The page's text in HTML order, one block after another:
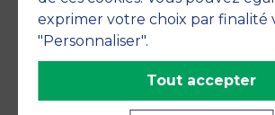
exprimer votre choix par finalité
"Personnaliser".
Tout accepter